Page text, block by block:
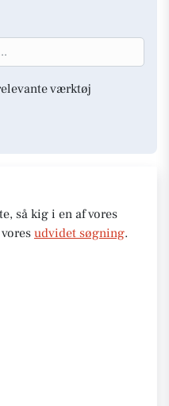
værktøj
så kig i en af vores
udvidet søgning.